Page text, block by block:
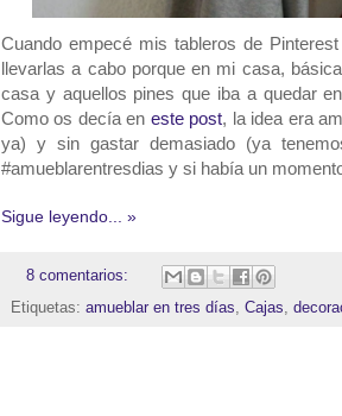
Cuando empecé mis tableros de
llevarlas a cabo porque en mi casa,
casa y aquellos pines que iba a quedar
Como os decía en este post, la idea era
ya) y sin gastar demasiado (ya
#amueblarentresdias y si había un
Sigue leyendo... »
8 comentarios:
Etiquetas: amueblar en tres días, Cajas,